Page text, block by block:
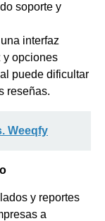
soporte y
interfaz
y opciones
puede dificultar
reseñas.
Weeqfy
y reportes
a